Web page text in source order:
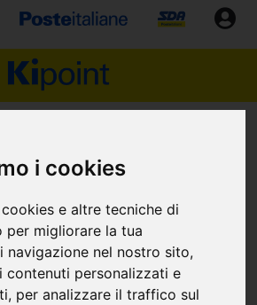
i cookies
e altre tecniche di
per migliorare la tua
navigazione nel nostro sito,
contenuti personalizzati e
per analizzare il traffico sul
(RM)
il Magnifico,
142/A